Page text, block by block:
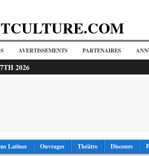
AVERTISSEMENTS PARTENAIRES
2026
Latines Ouvrages Théâtre Discours